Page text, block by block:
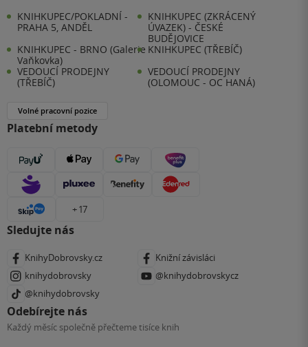
KNIHKUPEC/POKLADNÍ -
PRAHA 5, ANDĚL
KNIHKUPEC (ZKRÁCENÝ
ÚVAZEK) - ČESKÉ
BUDĚJOVICE
KNIHKUPEC - BRNO (Galerie
Vaňkovka)
KNIHKUPEC (TŘEBÍČ)
VEDOUCÍ PRODEJNY
(TŘEBÍČ)
VEDOUCÍ PRODEJNY
(OLOMOUC - OC HANÁ)
Volné pracovní pozice
Platební metody
+ 17
Sledujte nás
KnihyDobrovsky.cz
Knižní závisláci
knihydobrovsky
@knihydobrovskycz
@knihydobrovsky
Odebírejte nás
Každý měsíc společně přečteme tisíce knih